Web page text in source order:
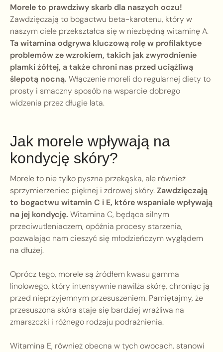
Morele to prawdziwy skarb dla naszych oczu!
Zawdzięczają to bogactwu beta-karotenu, który w
naszym ciele przekształca się w niezbędną witaminę A.
Ta witamina odgrywa kluczową rolę w profilaktyce
problemów ze wzrokiem, takich jak zwyrodnienie
plamki żółtej, a także chroni nas przed uciążliwą
ślepotą nocną. Włączenie moreli do regularnej diety to
prosty i smaczny sposób na wsparcie dobrego
widzenia przez długie lata.
Jak morele wpływają na
kondycję skóry?
Morele to nie tylko pyszna przekąska, ale również
sprzymierzeniec pięknej i zdrowej skóry.Zawdzięczają
to bogactwu witamin C i E, które wspaniale wpływają
na jej kondycję. Witamina C, będąca silnym
przeciwutleniaczem, opóźnia procesy starzenia,
pozwalając nam cieszyć się młodzieńczym wyglądem
na dłużej.
Oprócz tego, morele są źródłem kwasu gamma
linolowego, który intensywnie nawilża skórę, chroniąc ją
przed nieprzyjemnym przesuszeniem. Pamiętajmy, że
przesuszona skóra staje się bardziej wrażliwa na
zmarszczki i różnego rodzaju podrażnienia.
Witamina E, również obecna w tych owocach, stanowi